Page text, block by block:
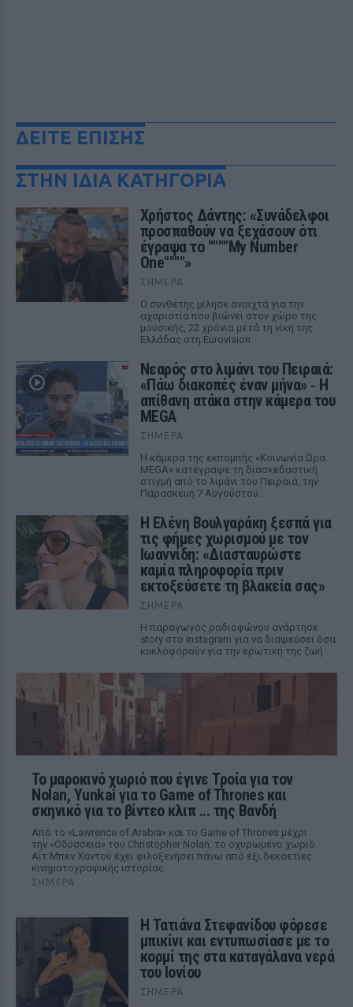
ΔΕΙΤΕ ΕΠΙΣΗΣ
ΣΤΗΝ ΙΔΙΑ ΚΑΤΗΓΟΡΙΑ
Χρήστος Δάντης: «Συνάδελφοι
προσπαθούν να ξεχάσουν ότι
έγραψα το """"My Number
One""""»
ΣΉΜΕΡΑ
Ο συνθέτης μίλησε ανοιχτά για την
αχαριστία που βιώνει στον χώρο της
μουσικής, 22 χρόνια μετά τη νίκη της
Ελλάδας στη Eurovision.
Νεαρός στο λιμάνι του Πειραιά:
«Πάω διακοπές έναν μήνα» ‑ Η
απίθανη ατάκα στην κάμερα του
MEGA
ΣΉΜΕΡΑ
Η κάμερα της εκπομπής «Κοινωνία Ώρα
MEGA» κατέγραψε τη διασκεδαστική
στιγμή από το λιμάνι του Πειραιά, την
Παρασκευή 7 Αυγούστου.
Η Ελένη Βουλγαράκη ξεσπά για
τις φήμες χωρισμού με τον
Ιωαννίδη: «Διασταυρώστε
καμία πληροφορία πριν
εκτοξεύσετε τη βλακεία σας»
ΣΉΜΕΡΑ
Η παραγωγός ραδιοφώνου ανάρτησε
story στο Instagram για να διαψεύσει όσα
κυκλοφορούν για την ερωτική της ζωή
Το μαροκινό χωριό που έγινε Τροία για τον
Nolan, Yunkai για το Game of Thrones και
σκηνικό για το βίντεο κλιπ ... της Βανδή
Από το «Lawrence of Arabia» και το Game of Thrones μέχρι
την «Οδύσσεια» του Christopher Nolan, το οχυρωμένο χωριό
Αΐτ Μπεν Χαντού έχει φιλοξενήσει πάνω από έξι δεκαετίες
κινηματογραφικής ιστορίας
ΣΉΜΕΡΑ
Η Τατιάνα Στεφανίδου φόρεσε
μπικίνι και εντυπωσίασε με το
κορμί της στα καταγάλανα νερά
του Ιονίου
ΣΉΜΕΡΑ